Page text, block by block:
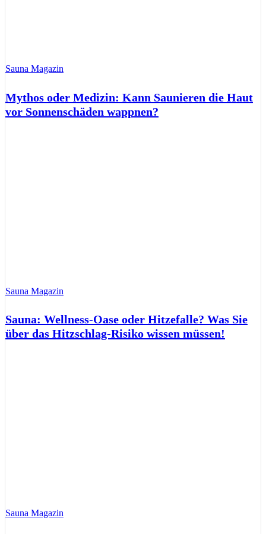
Sauna Magazin
Mythos oder Medizin: Kann Saunieren die Haut
vor Sonnenschäden wappnen?
Sauna Magazin
Sauna: Wellness-Oase oder Hitzefalle? Was Sie
über das Hitzschlag-Risiko wissen müssen!
Sauna Magazin